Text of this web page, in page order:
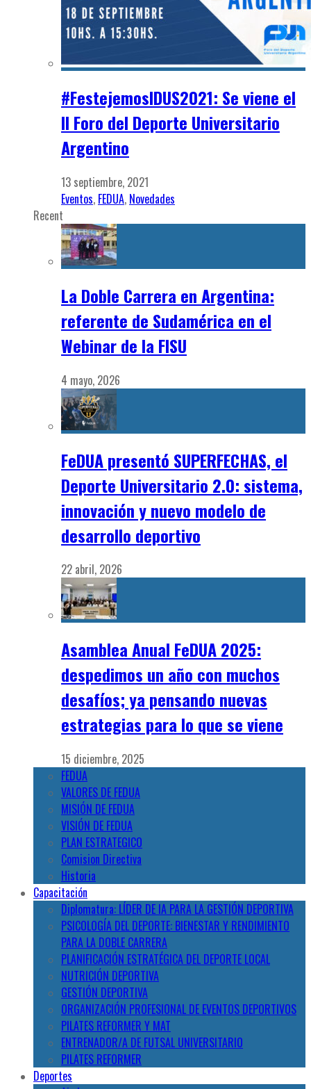
#FestejemosIDUS2021: Se viene el
II Foro del Deporte Universitario
Argentino
13 septiembre, 2021
Eventos, FEDUA, Novedades
Recent
La Doble Carrera en Argentina:
referente de Sudamérica en el
Webinar de la FISU
4 mayo, 2026
FeDUA presentó SUPERFECHAS, el
Deporte Universitario 2.0: sistema,
innovación y nuevo modelo de
desarrollo deportivo
22 abril, 2026
Asamblea Anual FeDUA 2025:
despedimos un año con muchos
desafíos; ya pensando nuevas
estrategias para lo que se viene
15 diciembre, 2025
FEDUA
VALORES DE FEDUA
MISIÓN DE FEDUA
VISIÓN DE FEDUA
PLAN ESTRATEGICO
Comision Directiva
Historia
Capacitación
Diplomatura: LÍDER DE IA PARA LA GESTIÓN DEPORTIVA
PSICOLOGÍA DEL DEPORTE: BIENESTAR Y RENDIMIENTO
PARA LA DOBLE CARRERA
PLANIFICACIÓN ESTRATÉGICA DEL DEPORTE LOCAL
NUTRICIÓN DEPORTIVA
GESTIÓN DEPORTIVA
ORGANIZACIÓN PROFESIONAL DE EVENTOS DEPORTIVOS
PILATES REFORMER Y MAT
ENTRENADOR/A DE FUTSAL UNIVERSITARIO
PILATES REFORMER
Deportes